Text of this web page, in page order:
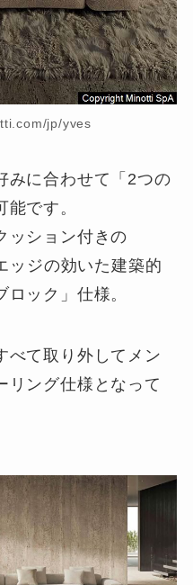
jp/yves
みに合わせて「2つの
です。
ッション付きの
ッジの効いた建築的
ック」仕様。
べて取り外してメン
リング仕様となって